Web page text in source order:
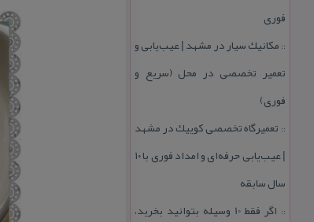
فوری
:: مكانیك سیار در مشهد | عیب‌یابی و
تعمیر تخصصی در محل (سریع و
فوری)
:: تعمیرگاه تخصصی كوییك در مشهد
| عیب‌یابی حرفه‌ای و امداد فوری با ۱۰
سال سابقه
::
اگر فقط 10 وسیله بتوانید بخرید،